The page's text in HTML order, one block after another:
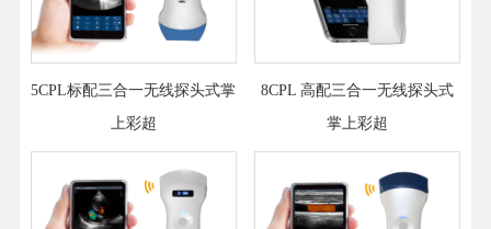
5CPL标配三合一无线探头式掌
上彩超
8CPL 高配三合一无线探头式
掌上彩超